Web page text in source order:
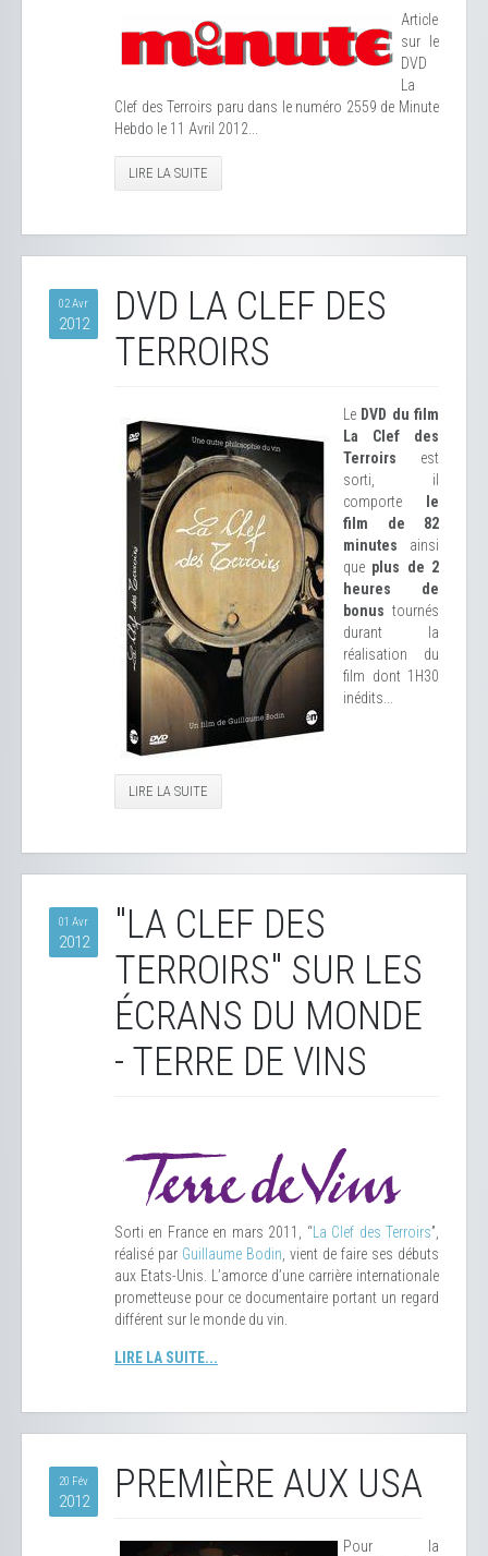
Article
sur le
DVD
La
Clef des Terroirs paru dans le numéro 2559 de Minute
Hebdo le 11 Avril 2012...
LIRE LA SUITE
02 Avr
2012
DVD LA CLEF DES
TERROIRS
Le DVD du film
La Clef des
Terroirs est
sorti, il
comporte
le
film de 82
minutes ainsi
que plus de 2
heures de
bonus tournés
durant la
réalisation du
film dont 1H30
inédits...
LIRE LA SUITE
01 Avr
2012
"LA CLEF DES
TERROIRS" SUR LES
ÉCRANS DU MONDE
- TERRE DE VINS
Sorti en France en mars 2011, “La Clef des Terroirs”,
réalisé par Guillaume Bodin , vient de faire ses débuts
aux Etats-Unis. L’amorce d’une carrière internationale
prometteuse pour ce documentaire portant un regard
différent sur le monde du vin.
LIRE LA SUITE...
20 Fév
2012 PREMIÈRE AUX USA
Pour la